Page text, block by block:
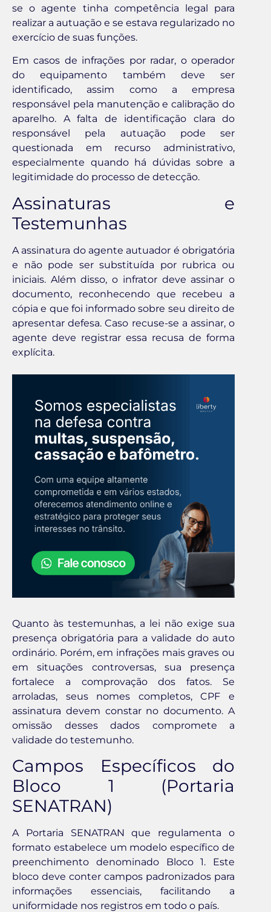
se o agente tinha competência legal para
realizar a autuação e se estava regularizado no
exercício de suas funções.
Em casos de infrações por radar, o operador
do equipamento também deve ser
identificado, assim como a empresa
responsável pela manutenção e calibração do
aparelho. A falta de identificação clara do
responsável pela autuação pode ser
questionada em recurso administrativo,
especialmente quando há dúvidas sobre a
legitimidade do processo de detecção.
Assinaturas e
Testemunhas
A assinatura do agente autuador é obrigatória
e não pode ser substituída por rubrica ou
iniciais. Além disso, o infrator deve assinar o
documento, reconhecendo que recebeu a
cópia e que foi informado sobre seu direito de
apresentar defesa. Caso recuse-se a assinar, o
agente deve registrar essa recusa de forma
explícita.
Quanto às testemunhas, a lei não exige sua
presença obrigatória para a validade do auto
ordinário. Porém, em infrações mais graves ou
em situações controversas, sua presença
fortalece a comprovação dos fatos. Se
arroladas, seus nomes completos, CPF e
assinatura devem constar no documento. A
omissão desses dados compromete a
validade do testemunho.
Campos Específicos do
Bloco 1 (Portaria
SENATRAN)
A Portaria SENATRAN que regulamenta o
formato estabelece um modelo específico de
preenchimento denominado Bloco 1. Este
bloco deve conter campos padronizados para
informações essenciais, facilitando a
uniformidade nos registros em todo o país.